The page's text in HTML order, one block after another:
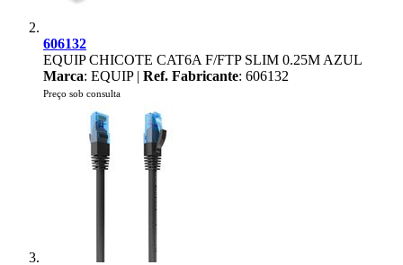
606132
EQUIP CHICOTE CAT6A F/FTP SLIM 0.25M AZUL
Marca: EQUIP | Ref. Fabricante: 606132
Preço sob consulta